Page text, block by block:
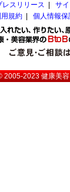
レスリリース
サ
規約 個人情報
2005-2023健康美